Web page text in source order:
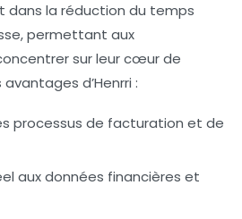
dans la réduction du temps
permettant aux
sur leur cœur de
d’Henrri :
processus de facturation et de
aux données financières et